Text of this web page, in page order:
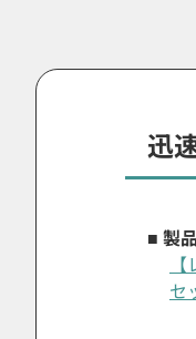
迅
■ 製
セ